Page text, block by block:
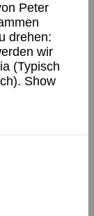
Peter
drehen:
wir
(Typisch
Show